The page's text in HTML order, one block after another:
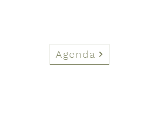
Agenda